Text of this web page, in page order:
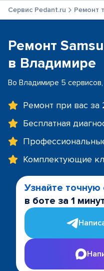
Сервис Pedant.ru Ремонт
Ремонт
в Владимире
Во Владимире 5
Ремонт при вас за
Бесплатная
Комплектующие
Узнайте точную
в боте за 1